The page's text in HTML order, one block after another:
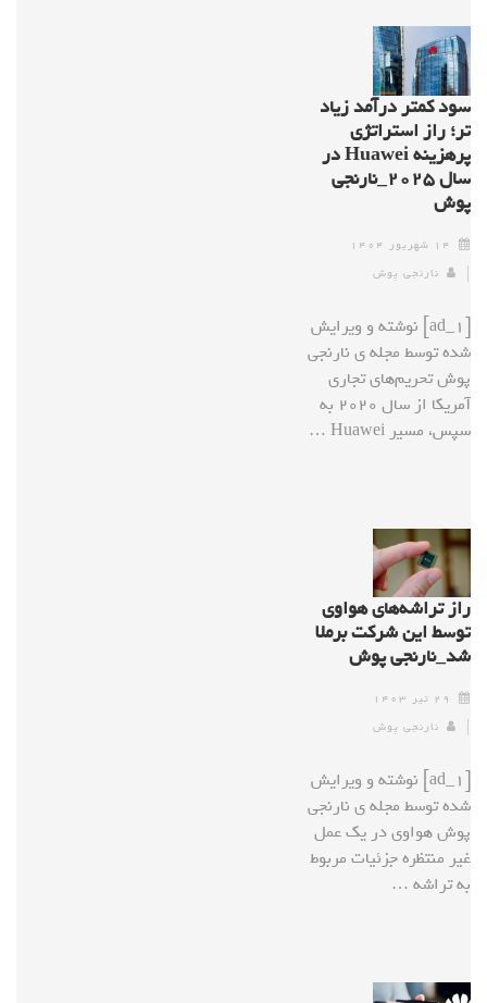
سود کمتر درآمد زیاد
تر؛ راز استراتژی
پرهزینه Huawei در
سال ۲۰۲۵_نارنجی
پوش
۱۴ شهریور ۱۴۰۴
نارنجی پوش
[ad_1] نوشته و ویرایش
شده توسط مجله ی نارنجی
پوش تحریم‌های تجاری
آمریکا از سال ۲۰۲۰ به
سپس، مسیر Huawei …
راز تراشه‌های هواوی
توسط این شرکت برملا
شد_نارنجی پوش
۲۹ تیر ۱۴۰۳
نارنجی پوش
[ad_1] نوشته و ویرایش
شده توسط مجله ی نارنجی
پوش هواوی در یک عمل
غیر منتظره جزئیات مربوط
به تراشه …